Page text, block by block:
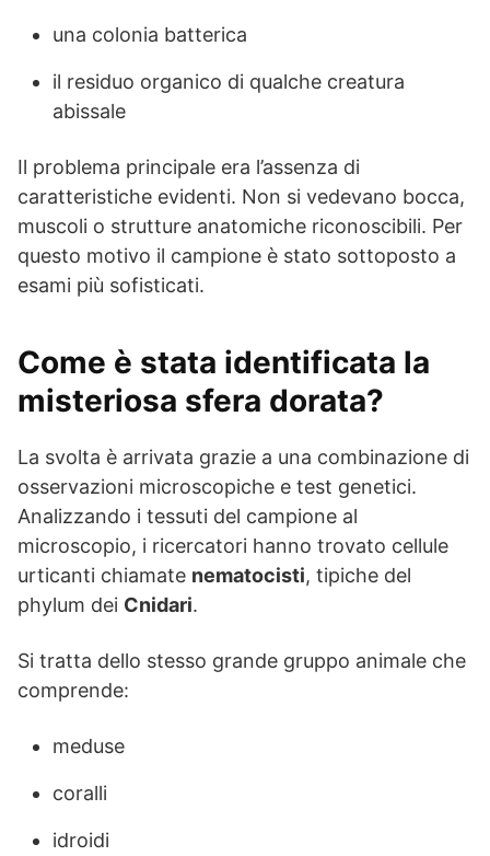
una colonia batterica
il residuo organico di qualche creatura
abissale
Il problema principale era l’assenza di
caratteristiche evidenti. Non si vedevano bocca,
muscoli o strutture anatomiche riconoscibili. Per
questo motivo il campione è stato sottoposto a
esami più sofisticati.
Come è stata identificata la
misteriosa sfera dorata?
La svolta è arrivata grazie a una combinazione di
osservazioni microscopiche e test genetici.
Analizzando i tessuti del campione al
microscopio, i ricercatori hanno trovato cellule
urticanti chiamate nematocisti, tipiche del
phylum dei Cnidari.
Si tratta dello stesso grande gruppo animale che
comprende:
meduse
coralli
idroidi